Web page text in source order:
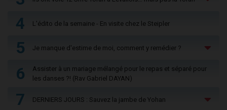
4 L'édito de la semaine - En visite chez le Steipler
5 Je manque d'estime de moi, comment y remédier ?
6
Assister à un mariage mélangé pour le repas et séparé pour
les danses ?! (Rav Gabriel DAYAN)
7 DERNIERS JOURS : Sauvez la jambe de Yohan